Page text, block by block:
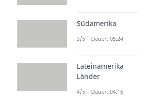
Südamerika
3/5 – Dauer: 05:24
Lateinamerika
Länder
4/5 – Dauer: 04:16